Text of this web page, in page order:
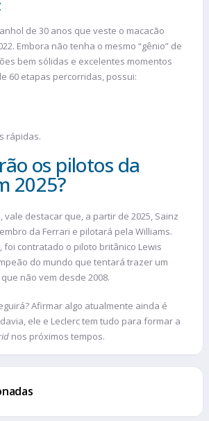
de 30 anos que veste o macacão
Embora não tenha o mesmo “gênio” de
bem sólidas e excelentes momentos
60 etapas percorridas, possui:
rápidas.
os pilotos da
2025?
vale destacar que, a partir de 2025, Sainz
da Ferrari e pilotará pela Williams.
foi contratado o piloto britânico Lewis
do mundo que tentará trazer um
não vem desde 2008.
Afirmar algo atualmente ainda é
ele e Leclerc tem tudo para formar a
nos próximos tempos.